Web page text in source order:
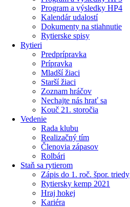
Program a výsledky HP4
Kalendár udalostí
Dokumenty na stiahnutie
Rytierske spisy
Rytieri
Predprípravka
Prípravka
Mladší žiaci
Starší žiaci
Zoznam hráčov
Nechajte nás hrať sa
Kouč 21. storočia
Vedenie
Rada klubu
Realizačný tím
Členovia zápasov
Rolbári
Staň sa rytierom
Zápis do 1. roč. špor. triedy
Rytiersky kemp 2021
Hraj hokej
Kariéra